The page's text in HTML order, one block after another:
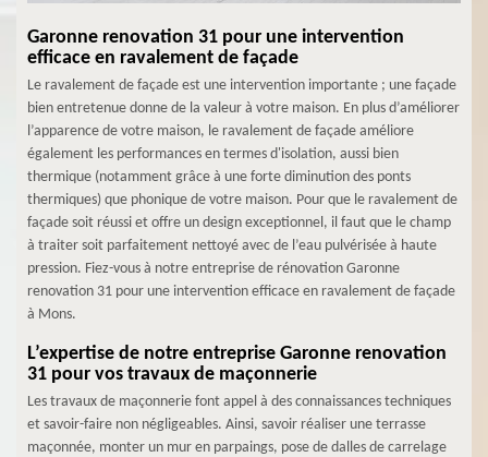
Garonne renovation 31 pour une intervention
efficace en ravalement de façade
Le ravalement de façade est une intervention importante ; une façade
bien entretenue donne de la valeur à votre maison. En plus d’améliorer
l’apparence de votre maison, le ravalement de façade améliore
également les performances en termes d'isolation, aussi bien
thermique (notamment grâce à une forte diminution des ponts
thermiques) que phonique de votre maison. Pour que le ravalement de
façade soit réussi et offre un design exceptionnel, il faut que le champ
à traiter soit parfaitement nettoyé avec de l’eau pulvérisée à haute
pression. Fiez-vous à notre entreprise de rénovation Garonne
renovation 31 pour une intervention efficace en ravalement de façade
à Mons.
L’expertise de notre entreprise Garonne renovation
31 pour vos travaux de maçonnerie
Les travaux de maçonnerie font appel à des connaissances techniques
et savoir-faire non négligeables. Ainsi, savoir réaliser une terrasse
maçonnée, monter un mur en parpaings, pose de dalles de carrelage